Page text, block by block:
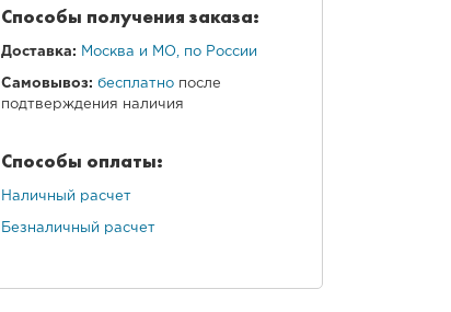
Способы получения заказа:
Доставка: Москва и МО, по России
Самовывоз: бесплатнопосле
подтверждения наличия
Способы оплаты:
Наличный расчет
Безналичный расчет